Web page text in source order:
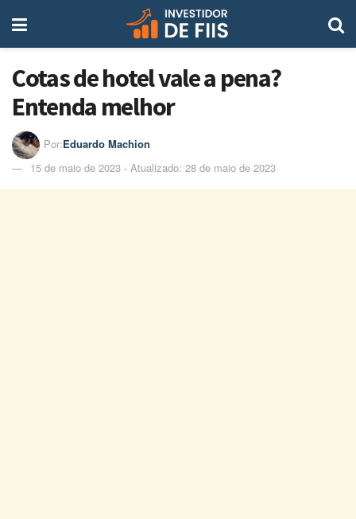
Cotas de hotel vale a pena?
Entenda melhor
Por:Eduardo Machion
15 de maio de 2023 - Atualizado: 28 de maio de 2023